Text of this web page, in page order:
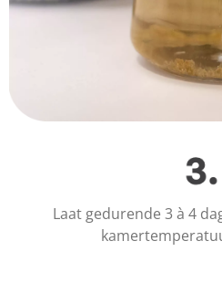
Laat gedurende 3 à 4